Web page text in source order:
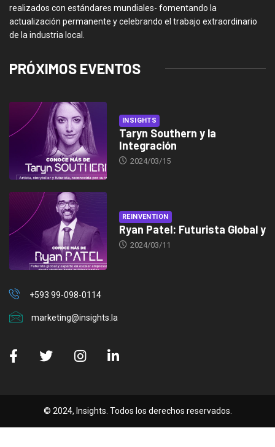
realizados con estándares mundiales- fomentando la
actualización permanente y celebrando el trabajo extraordinario
de la industria local.
PRÓXIMOS EVENTOS
INSIGHTS
Taryn Southern y la
Integración
2024/03/15
REINVENTION
Ryan Patel: Futurista Global y
2024/03/11
+593 99-098-0114
marketing@insights.la
© 2024, Insights. Todos los derechos reservados.